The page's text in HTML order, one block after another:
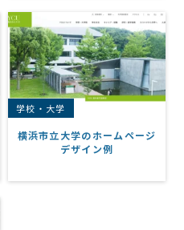
学校・大学
横浜市立大学のホームページ
デザイン例